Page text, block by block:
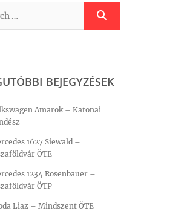
BEJEGYZÉSEK
Amarok – Katonai
1627 Siewald –
ÖTE
1234 Rosenbauer –
ÖTP
Liaz – Mindszent ÖTE